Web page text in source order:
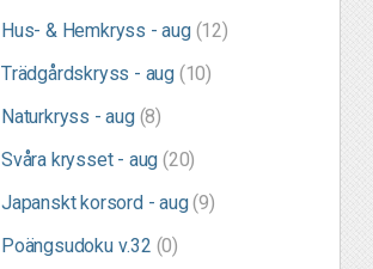
Hus- & Hemkryss - aug (12)
Trädgårdskryss - aug (10)
Naturkryss - aug (8)
Svåra krysset - aug(20)
Japanskt korsord - aug(9)
Poängsudoku v.32 (0)